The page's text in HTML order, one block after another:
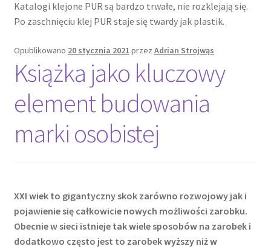
Katalogi klejone PUR są bardzo trwałe, nie rozklejają się.
Po zaschnięciu klej PUR staje się twardy jak plastik.
Opublikowano 20 stycznia 2021 przez Adrian Strojwąs
Książka jako kluczowy
element budowania
marki osobistej
XXI wiek to gigantyczny skok zarówno rozwojowy jak i
pojawienie się całkowicie nowych możliwości zarobku.
Obecnie w sieci istnieje tak wiele sposobów na zarobek i
dodatkowo często jest to zarobek wyższy niż w